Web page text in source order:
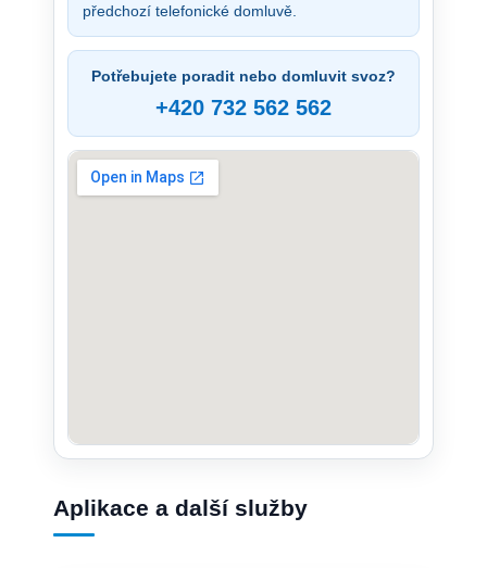
předchozí telefonické domluvě.
Potřebujete poradit nebo domluvit svoz?
+420 732 562 562
Aplikace a další služby